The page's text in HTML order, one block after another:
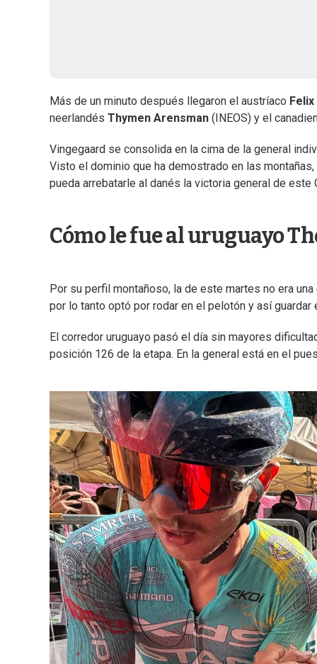
Más de un minuto después llegaron el austríaco Felix
neerlandés Thymen Arensman (INEOS) y el
Vingegaard se consolida en la cima de la general
Visto el dominio que ha demostrado en las
pueda arrebatarle al danés la victoria general de
Cómo le fue al uruguayo
Por su perfil montañoso, la de este martes no era
por lo tanto optó por rodar en el pelotón y así
El corredor uruguayo pasó el día sin mayores
posición 126 de la etapa. En la general está en el